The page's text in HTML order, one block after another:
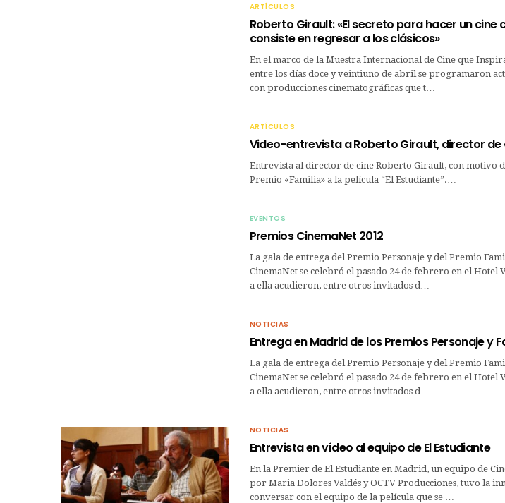
ARTÍCULOS
Roberto Girault: «El secreto para hacer un cine
consiste en regresar a los clásicos»
En el marco de la Muestra Internacional de Cine que
entre los días doce y veintiuno de abril se programaron
con producciones cinematográficas que t…
ARTÍCULOS
Video-entrevista a Roberto Girault, director de
Entrevista al director de cine Roberto Girault, con motivo
Premio «Familia» a la película “El Estudiante”.…
EVENTOS
Premios CinemaNet 2012
La gala de entrega del Premio Personaje y del Premio
CinemaNet se celebró el pasado 24 de febrero en el Hotel
a ella acudieron, entre otros invitados d…
NOTICIAS
Entrega en Madrid de los Premios Personaje y
La gala de entrega del Premio Personaje y del Premio
CinemaNet se celebró el pasado 24 de febrero en el Hotel
a ella acudieron, entre otros invitados d…
NOTICIAS
Entrevista en vídeo al equipo de El Estudiante
En la Premier de El Estudiante en Madrid, un equipo de
por Maria Dolores Valdés y OCTV Producciones, tuvo la
conversar con el equipo de la película que se …